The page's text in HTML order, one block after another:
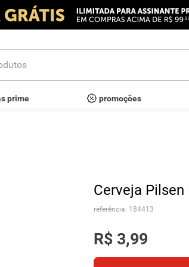
prime promoções
Cerveja Pilsen
referência: 184413
R$ 3,99